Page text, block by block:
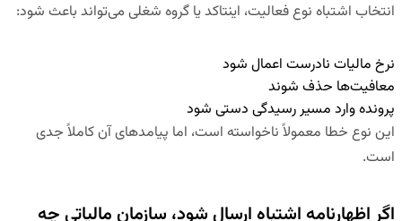
انتخاب اشتباه نوع فعالیت، اینتاکد یا گروه شغلی می‌تواند باعث شود:
نرخ مالیات نادرست اعمال شود
معافیت‌ها حذف شوند
پرونده وارد مسیر رسیدگی دستی شود
این نوع خطا معمولاً ناخواسته است، اما پیامدهای آن کاملاً جدی
است.
اگر اظهارنامه اشتباه ارسال شود، سازمان مالیاتی چه